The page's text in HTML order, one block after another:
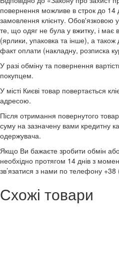
повернення можливе в строк до 14
замовлення клієнту. Обов'язковою
те, що одяг не була у вжитку, і має
(ярлики, упаковка та інше), а
факт оплати (накладну, розписка
У разі обміну та повернення
покупцем.
У місті Києві товар повертається
адресою.
Після отримання повернутого
суму на зазначену вами кредитну
одержувача.
Якщо Ви бажаєте зробити обмін
необхідно протягом 14 днів з
зв’язатися з нами по телефону
Схожі товари